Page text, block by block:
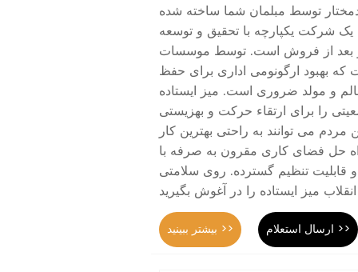
توسط مبلمان شما ساخته شده
شرکت یکپارچه با تحقیق و توسعه
بعد از فروش است. توسط موسسات
بهبود ارگونومی اداری برای حفظ
و مولد ضروری است. میز ایستاده
را برای ارتقاء حرکت و بهزیستی
مردم می توانند به راحتی بهترین کار
حل فضای کاری مقرون به صرفه با
تنظیم گسترده. روی سلامتی
بیشتر ببینید >> ارسال استعلام >>